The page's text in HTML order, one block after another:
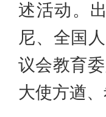
述活动。
尼、全国
议会教育
大使方遒